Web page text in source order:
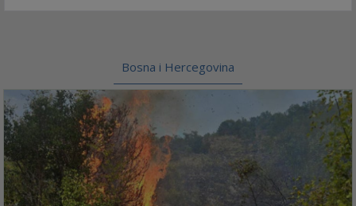
Bosna i Hercegovina